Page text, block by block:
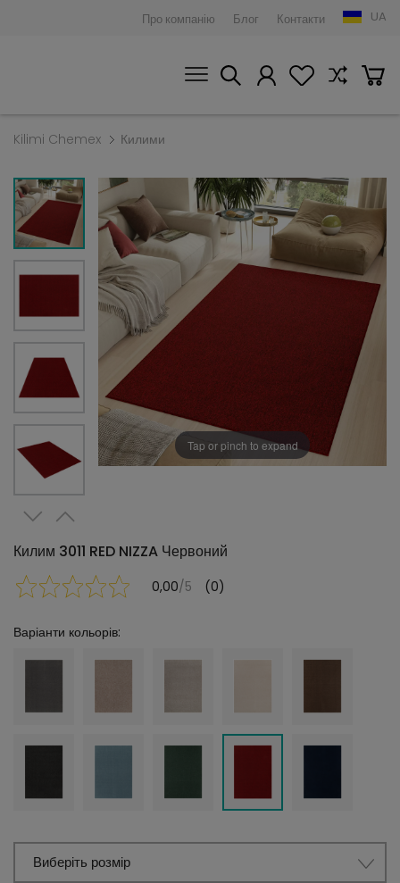
Про компанію Блог Контакти UA
Kilimi Chemex Килими
Tap or pinch to expand
Килим 3011 RED NIZZA Червоний
0,00/5 (0)
Варіанти кольорів:
Виберіть розмір